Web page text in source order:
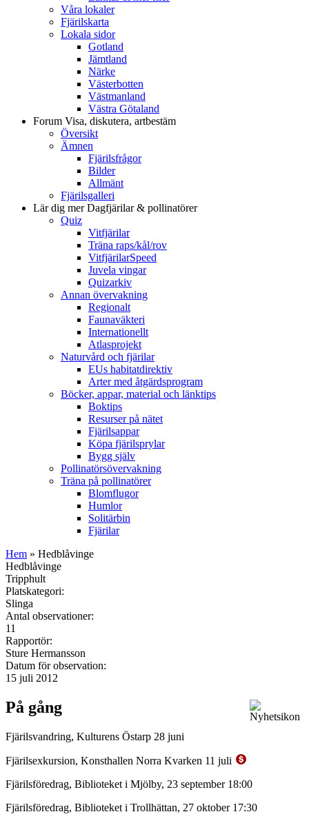
Våra lokaler
Fjärilskarta
Lokala sidor
Gotland
Jämtland
Närke
Västerbotten
Västmanland
Västra Götaland
Forum Visa, diskutera, artbestäm
Översikt
Ämnen
Fjärilsfrågor
Bilder
Allmänt
Fjärilsgalleri
Lär dig merDagfjärilar & pollinatörer
Quiz
Vitfjärilar
Träna raps/kål/rov
VitfjärilarSpeed
Juvela vingar
Quizarkiv
Annan övervakning
Regionalt
Faunaväkteri
Internationellt
Atlasprojekt
Naturvård och fjärilar
EUs habitatdirektiv
Arter med åtgärdsprogram
Böcker, appar, material och länktips
Boktips
Resurser på nätet
Fjärilsappar
Köpa fjärilsprylar
Bygg själv
Pollinatörsövervakning
Träna på pollinatörer
Blomflugor
Humlor
Solitärbin
Fjärilar
Hem » Hedblåvinge
Hedblåvinge
Tripphult
Platskategori:
Slinga
Antal observationer:
11
Rapportör:
Sture Hermansson
Datum för observation:
15 juli 2012
På gång
Fjärilsvandring, Kulturens Östarp 28 juni
Fjärilsexkursion, Konsthallen Norra Kvarken 11 juli
Fjärilsföredrag, Biblioteket i Mjölby, 23 september 18:00
Fjärilsföredrag, Biblioteket i Trollhättan, 27 oktober 17:30